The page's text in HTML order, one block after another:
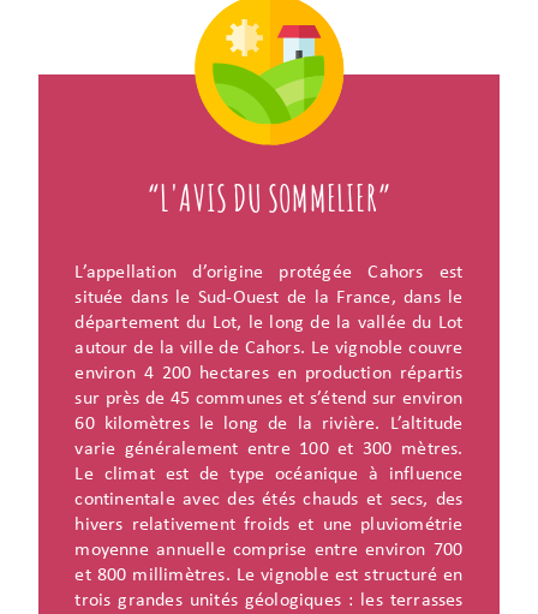
“L'AVIS DU SOMMELIER”
L’appellation d’origine protégée Cahors est
située dans le Sud-Ouest de la France, dans le
département du Lot, le long de la vallée du Lot
autour de la ville de Cahors. Le vignoble couvre
environ 4 200 hectares en production répartis
sur près de 45 communes et s’étend sur environ
60 kilomètres le long de la rivière. L’altitude
varie généralement entre 100 et 300 mètres.
Le climat est de type océanique à influence
continentale avec des étés chauds et secs, des
hivers relativement froids et une pluviométrie
moyenne annuelle comprise entre environ 700
et 800 millimètres. Le vignoble est structuré en
trois grandes unités géologiques : les terrasses